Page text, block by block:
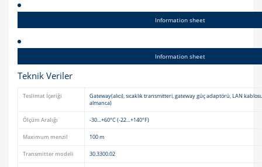
Information sheet
Information sheet
Teknik Veriler
Teslimat İçeriği
Gateway(alıcı), sıcaklık transmitteri, gateway güç adaptörü, LAN
almanca)
Ölçüm Aralığı -30…+60°C (-22…+140°F)
Maximum menzil 100 m
Transmitter modeli 30.3300.02